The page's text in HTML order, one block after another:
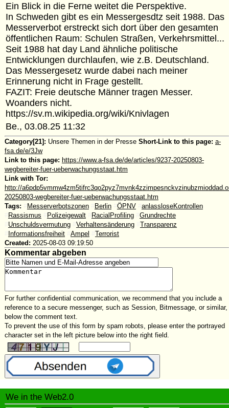
Ein Blick in die Ferne weitet die Perspektive.
In Schweden gibt es ein Messergesdtz seit 1988. Das
Messerverbot erstreckt sich dort über den gesamten
öffentlichen Raum: Schulen Straßen, Verkehrsmittel...
Seit 1988 hat day Land ähnliche politische
Entwicklungen durchlaufen, wie z.B. Deutschland.
Das Messergesetz wurde dabei nach meiner
Erinnerung nicht in Frage gestellt.
FAZIT: Freie deutsche Männer tragen Messer.
Woanders nicht.
https://sv.m.wikipedia.org/wiki/Knivlagen
Be., 03.08.25 11:32
Category[21]: Unsere Themen in der Presse Short-Link to this page: a-
fsa.de/e/3Jw
Link to this page: https://www.a-fsa.de/de/articles/9237-20250803-
wegbereiter-fuer-ueberwachungsstaat.htm
Link with Tor:
http://
20250803-wegbereiter-fuer-ueberwachungsstaat.htm
Tags:
Messerverbotszonen Berlin ÖPNV
anlassloseKontrollen
Rassismus Polizeigewalt RacialProfiling
Grundrechte
Unschuldsvermutung Verhaltensänderung
Transparenz
Informationsfreiheit Ampel
Terrorist
Created: 2025-08-03 09:19:50
Kommentar abgeben
For further confidential communication, we recommend that you include a
reference to a secure messenger, such as Session, Bitmessage, or similar,
below the comment text.
To prevent the use of this form by spam robots, please enter the portrayed
character set in the left picture below into the right field.
We in the Web2.0